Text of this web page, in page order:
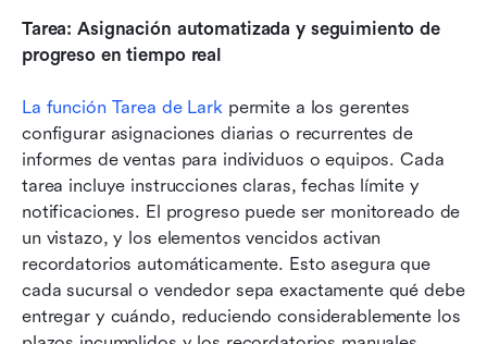
Tarea: Asignación automatizada y seguimiento de
progreso en tiempo real
La función Tarea de Lark permite a los gerentes
configurar asignaciones diarias o recurrentes de
informes de ventas para individuos o equipos. Cada
tarea incluye instrucciones claras, fechas límite y
notificaciones. El progreso puede ser monitoreado de
un vistazo, y los elementos vencidos activan
recordatorios automáticamente. Esto asegura que
cada sucursal o vendedor sepa exactamente qué debe
entregar y cuándo, reduciendo considerablemente los